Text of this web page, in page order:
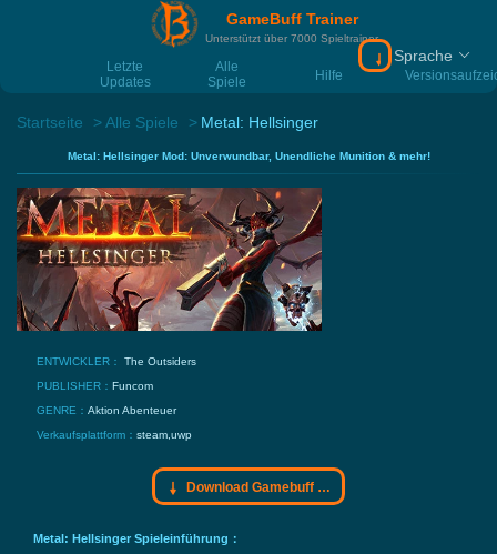
GameBuff Trainer
Unterstützt über 7000 Spieltrainer
Letzte
Updates
Alle
Spiele
Hilfe
Download
Sprache
Startseite Alle Spiele Metal: Hellsinger
Metal: Hellsinger Mod: Unverwundbar, Unendliche Munition & mehr!
ENTWICKLER： The Outsiders
PUBLISHER： Funcom
GENRE： Aktion Abenteuer
Verkaufsplattform： steam,uwp
Download Gamebuff Trainer
Metal: Hellsinger Spieleinführung：